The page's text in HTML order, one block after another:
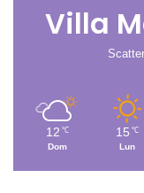
Villa
12 ℃
Dom
15 ℃
Lun